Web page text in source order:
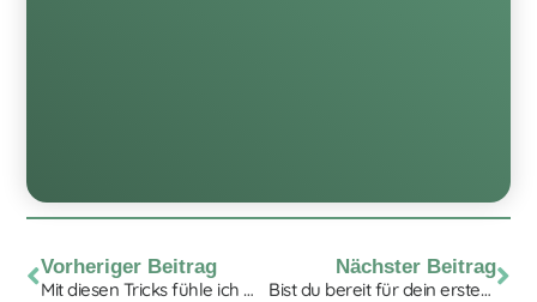
Vorheriger Beitrag
Mit diesen Tricks fühle ich mich länger wach und voller Energie
Nächster Beitrag
Bist du bereit für dein erstes RINGANA Fresh up?